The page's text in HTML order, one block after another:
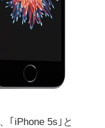
｢iPhone 5s｣と